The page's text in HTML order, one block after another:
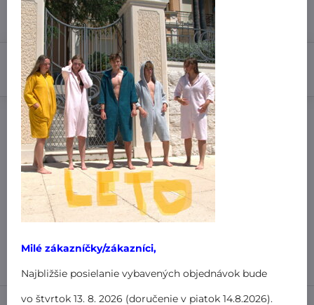
28,99 € Zľava 5,80 €
23,19 €
Do košíka
Pridať k Obľúbeným
Doručenia
Výrobca:MiniPlanet
Nákup za:
60,99 € doručíme za 3,99 €
101 € a viac doručíme zadarmo
Milé zákazníčky/zákazníci,
Najbližšie posielanie vybavených objednávok bude
vo štvrtok 13. 8. 2026 (doručenie v piatok 14.8.2026).